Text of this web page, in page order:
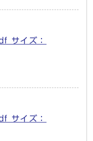
サイズ：
サイズ：